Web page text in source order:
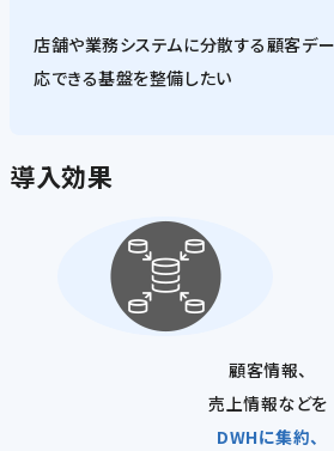
店舗や業務システムに分散する顧客デ
応できる基盤を整備したい
導入効果
顧客情報、
売上情報などを
DWHに集約、